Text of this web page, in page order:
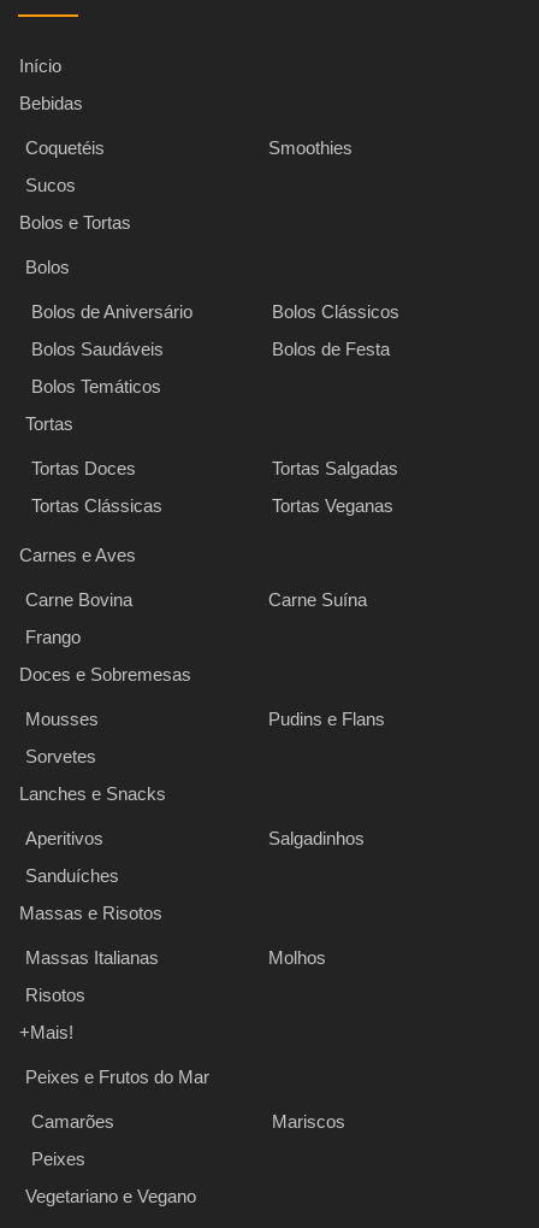
Início
Bebidas
Coquetéis
Smoothies
Sucos
Bolos e Tortas
Bolos
Bolos de Aniversário
Bolos Clássicos
Bolos Saudáveis
Bolos de Festa
Bolos Temáticos
Tortas
Tortas Doces
Tortas Salgadas
Tortas Clássicas
Tortas Veganas
Carnes e Aves
Carne Bovina
Carne Suína
Frango
Doces e Sobremesas
Mousses
Pudins e Flans
Sorvetes
Lanches e Snacks
Aperitivos
Salgadinhos
Sanduíches
Massas e Risotos
Massas Italianas
Molhos
Risotos
+Mais!
Peixes e Frutos do Mar
Camarões
Mariscos
Peixes
Vegetariano e Vegano